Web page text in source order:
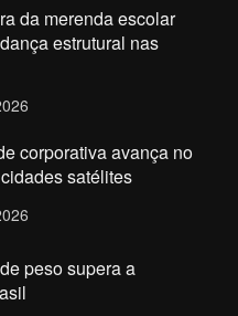
da merenda escolar
estrutural nas
corporativa avança no
satélites
peso supera a